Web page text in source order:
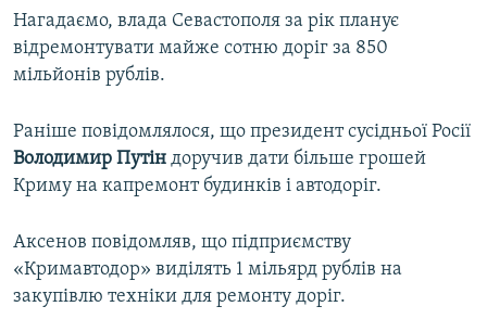
Нагадаємо, влада Севастополя за рік планує
відремонтувати майже сотню доріг за 850
мільйонів рублів.
Раніше повідомлялося, що президент сусідньої Росії
Володимир Путін доручив дати більше грошей
Криму на капремонт будинків і автодоріг.
Аксенов повідомляв, що підприємству
«Кримавтодор» виділять 1 мільярд рублів на
закупівлю техніки для ремонту доріг.